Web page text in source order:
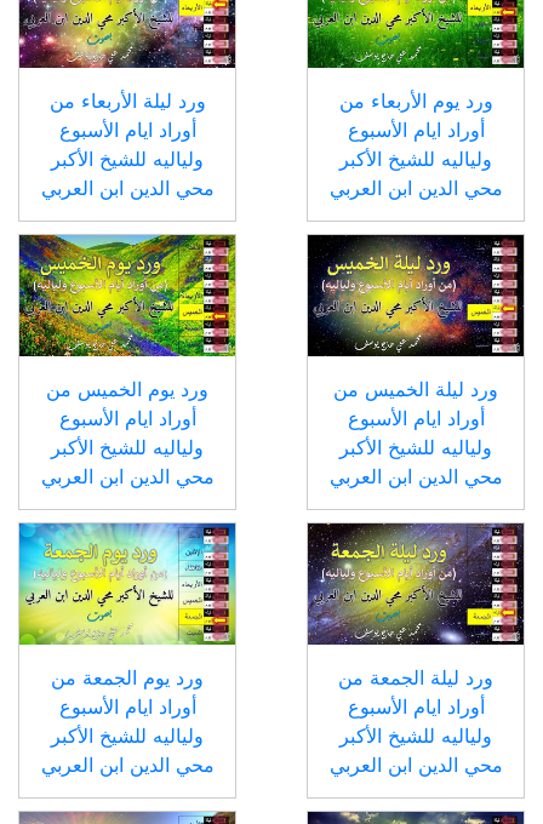
ورد يوم الأربعاء من
أوراد ايام الأسبوع
ولياليه للشيخ الأكبر
محي الدين ابن العربي
ورد ليلة الأربعاء من
أوراد ايام الأسبوع
ولياليه للشيخ الأكبر
محي الدين ابن العربي
ورد ليلة الخميس من
أوراد ايام الأسبوع
ولياليه للشيخ الأكبر
محي الدين ابن العربي
ورد يوم الخميس من
أوراد ايام الأسبوع
ولياليه للشيخ الأكبر
محي الدين ابن العربي
ورد ليلة الجمعة من
أوراد ايام الأسبوع
ولياليه للشيخ الأكبر
محي الدين ابن العربي
ورد يوم الجمعة من
أوراد ايام الأسبوع
ولياليه للشيخ الأكبر
محي الدين ابن العربي